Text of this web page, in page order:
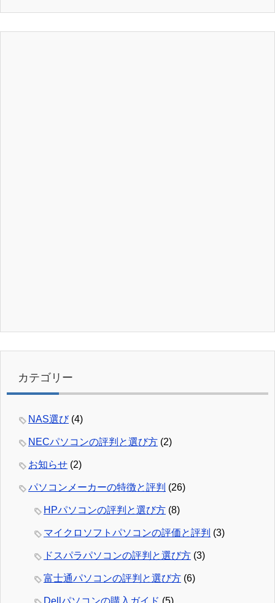
カテゴリー
NAS選び(4)
NECパソコンの評判と選び方 (2)
お知らせ (2)
パソコンメーカーの特徴と評判 (26)
HPパソコンの評判と選び方 (8)
マイクロソフトパソコンの評価と評判 (3)
ドスパラパソコンの評判と選び方 (3)
富士通パソコンの評判と選び方 (6)